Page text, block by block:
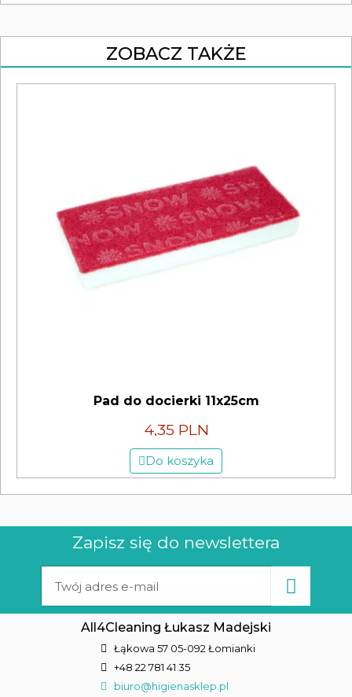
ZOBACZ TAKŻE
Pad do docierki 11x25cm
4,35 PLN
Do koszyka
Zapisz się do newslettera
All4Cleaning Łukasz Madejski
Łąkowa 57 05-092 Łomianki
+48 22 781 41 35
biuro@higienasklep.pl